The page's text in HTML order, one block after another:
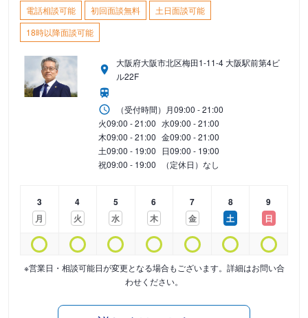
電話相談可能 初回面談無料
土日面談可能
18時以降面談可能
大阪府大阪市北区梅田1-11-4 大阪駅前第4ビ
ル22F
（受付時間） 月09:00 - 21:00
火09:00 - 21:00 水09:00 - 21:00
木09:00 - 21:00 金09:00 - 21:00
土09:00 - 19:00 日09:00 - 19:00
祝09:00 - 19:00 （定休日）なし
3
月
4
火
5
水
6
木
7
金
8
土
9
日
※営業日・相談可能日が変更となる場合もございます。詳細はお問い合
わせください。